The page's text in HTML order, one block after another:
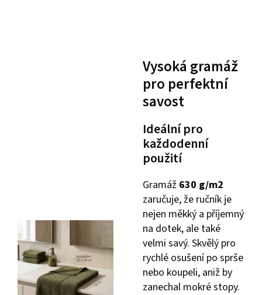
Vysoká gramáž
pro perfektní
savost
Ideální pro
každodenní
použití
Gramáž 630 g/m2
zaručuje, že ručník je
nejen měkký a příjemný
na dotek, ale také
velmi savý. Skvělý pro
rychlé osušení po sprše
nebo koupeli, aniž by
zanechal mokré stopy.